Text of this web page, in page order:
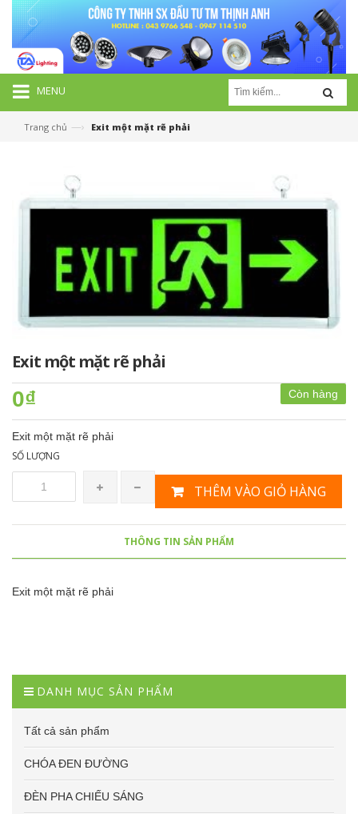
MENU
Trang chủ —› Exit một mặt rẽ phải
Exit một mặt rẽ phải
Còn hàng
0₫
Exit một mặt rẽ phải
SỐ LƯỢNG
THÊM VÀO GIỎ HÀNG
THÔNG TIN SẢN PHẨM
Exit một mặt rẽ phải
DANH MỤC SẢN PHẨM
Tất cả sản phẩm
CHÓA ĐEN ĐƯỜNG
ĐÈN PHA CHIẾU SÁNG